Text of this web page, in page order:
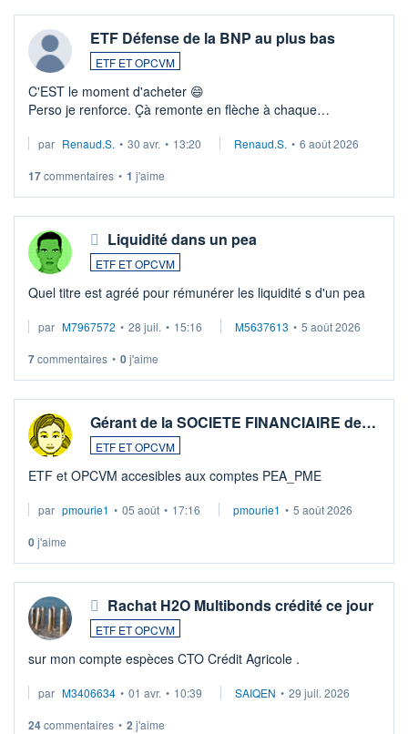
ETF Défense de la BNP au plus bas
ETF ET OPCVM
C'EST le moment d'acheter 😄​
Perso je renforce. Çà remonte en flèche à chaque
Investissement long terme tip top pour sa retraite.
par Renaud.S. • 30 avr. • 13:20 Renaud.S. • 6 août 2026
17commentaires • 1 j'aime
Liquidité dans un pea
ETF ET OPCVM
Quel titre est agréé pour rémunérer les liquidité s d'un pea
par M7967572 • 28 juil. • 15:16 M5637613 • 5 août 2026
7commentaires • 0j'aime
Gérant de la SOCIETE FINANCIAIRE de…
ETF ET OPCVM
ETF et OPCVM accesibles aux comptes PEA_PME
par pmourie1 • 05 août • 17:16 pmourie1 • 5 août 2026
0j'aime
Rachat H2O Multibonds crédité ce jour
ETF ET OPCVM
sur mon compte espèces CTO Crédit Agricole .
par M3406634 • 01 avr. • 10:39 SAIQEN • 29 juil. 2026
24commentaires • 2 j'aime